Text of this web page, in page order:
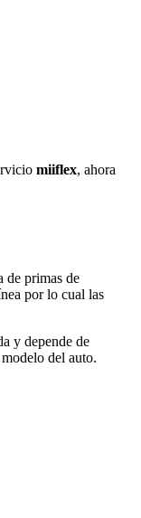
miiflex, ahora
de primas de
por lo cual las
y depende de
del auto.